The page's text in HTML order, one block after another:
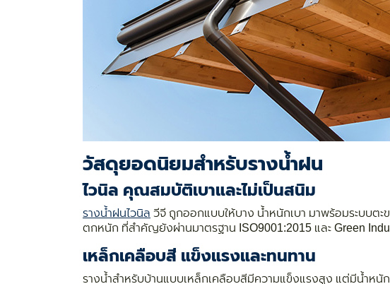
วัสดุยอดนิยมสำหรับรางน้ำฝน
ไวนิล คุณสมบัติเบาและไม่เป็นสนิม
รางน้ำฝนไวนิล วีจี ถูกออกแบบให้บาง น้ำหนักเบา มาพร้อมระบบต
ตกหนัก ที่สำคัญยังผ่านมาตรฐาน ISO9001:2015 และ Green
เหล็กเคลือบสี แข็งแรงและทนทาน
รางน้ำสำหรับบ้านแบบเหล็กเคลือบสีมีความแข็งแรงสูง แต่มีน้ำหนั